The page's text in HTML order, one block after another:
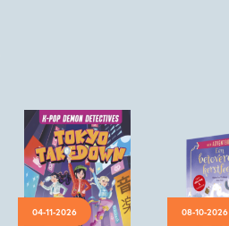
04-11-2026 08-10-2026